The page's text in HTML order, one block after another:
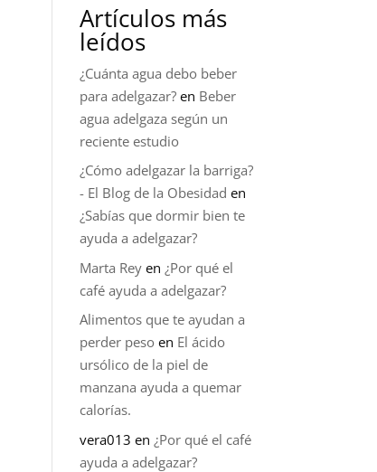
Artículos más
leídos
¿Cuánta agua debo beber
para adelgazar? en Beber
agua adelgaza según un
reciente estudio
¿Cómo adelgazar la barriga?
- El Blog de la Obesidad en
¿Sabías que dormir bien te
ayuda a adelgazar?
Marta Rey en ¿Por qué el
café ayuda a adelgazar?
Alimentos que te ayudan a
perder peso en El ácido
ursólico de la piel de
manzana ayuda a quemar
calorías.
vera013 en ¿Por qué el café
ayuda a adelgazar?